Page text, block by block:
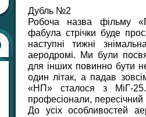
Дубль №2
Робоча назва фільму
фабула стрічки буде
наступні тижні
аеродромі. Ми були
для інших повинно бути
один літак, а падав
«НП» сталося з МіГ-25.
професіонали,
До усіх особливостей